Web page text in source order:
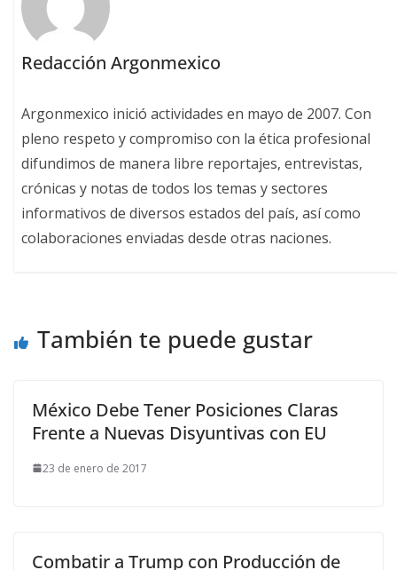
Redacción Argonmexico
Argonmexico inició actividades en mayo de 2007. Con
pleno respeto y compromiso con la ética profesional
difundimos de manera libre reportajes, entrevistas,
crónicas y notas de todos los temas y sectores
informativos de diversos estados del país, así como
colaboraciones enviadas desde otras naciones.
También te puede gustar
México Debe Tener Posiciones Claras
Frente a Nuevas Disyuntivas con EU
23 de enero de 2017
Combatir a Trump con Producción de